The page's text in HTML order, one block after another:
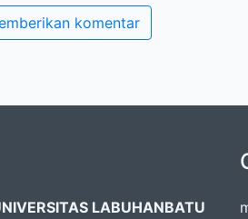
komentar
LABUHANBATU